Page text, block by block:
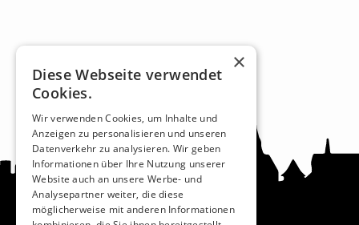
×
Diese Webseite verwendet
Cookies.
Wir verwenden Cookies, um Inhalte und
Anzeigen zu personalisieren und unseren
Datenverkehr zu analysieren. Wir geben
Informationen über Ihre Nutzung unserer
Website auch an unsere Werbe- und
Analysepartner weiter, die diese
möglicherweise mit anderen Informationen